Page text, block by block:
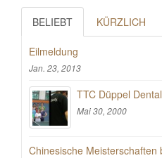
BELIEBT KÜRZLICH
Eilmeldung
Jan. 23, 2013
TTC Düppel
Mai 30, 2000
Chinesische Meisterschaften